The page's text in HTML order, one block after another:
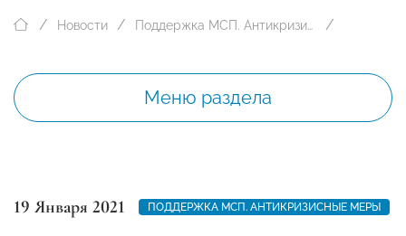
Новости Поддержка МСП. Антикризисные меры
Меню раздела
19 Января 2021 ПОДДЕРЖКА МСП. АНТИКРИЗИСНЫЕ МЕРЫ